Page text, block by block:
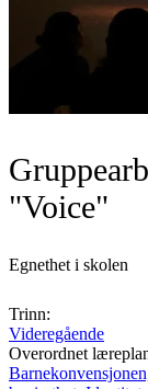
"Voice"
Egnethet i skolen
Trinn:
Videregående
Overordnet